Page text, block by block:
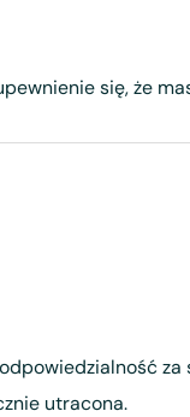
się, że
za
utracona.